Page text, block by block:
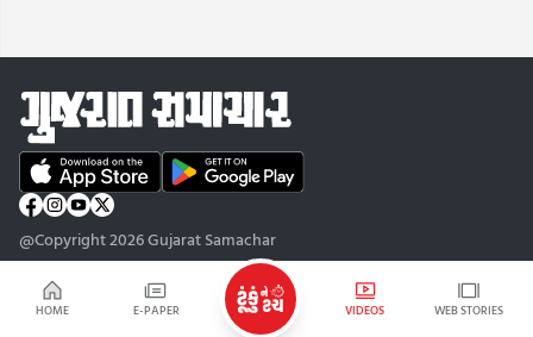
HOME E-PAPER VIDEOS WEB STORIES
@Copyright 2026 Gujarat Samachar